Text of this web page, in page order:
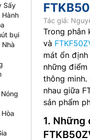
Sấy
Hành
bụi
Tác giả:
Trong phân
và
mát ổn
những
thông
nhau giữa
sản phẩm
1. Những